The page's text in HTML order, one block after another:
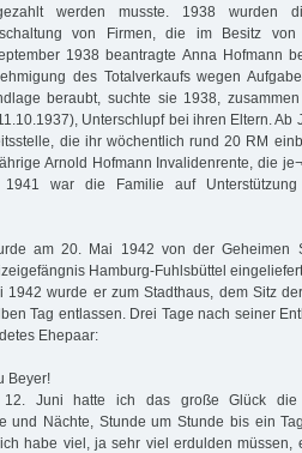
werden musste. 1938 wurden
von Firmen, die im Besitz
1938 beantragte Anna Hofmann
des Totalverkaufs wegen
beraubt, suchte sie 1938,
Unterschlupf bei ihren Eltern. Ab
die ihr wöchentlich rund 20 RM
Arnold Hofmann Invalidenrente, die
war die Familie auf
am 20. Mai 1942 von der Geheimen
Hamburg-Fuhlsbüttel
1942 wurde er zum Stadthaus, dem Sitz
Tag entlassen. Drei Tage nach seiner
Ehepaar:
Beyer!
12. Juni hatte ich das große Glück die
und Nächte, Stunde um Stunde bis ein
habe viel, ja sehr viel erdulden müssen,